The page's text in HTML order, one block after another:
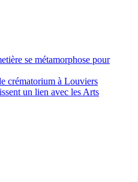
se métamorphose pour
crématorium à Louviers
un lien avec les Arts